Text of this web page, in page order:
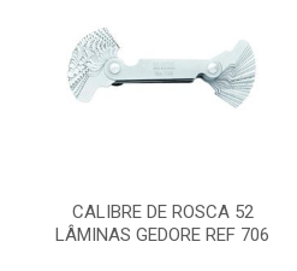
CALIBRE DE ROSCA 52
LÂMINAS GEDORE REF 706